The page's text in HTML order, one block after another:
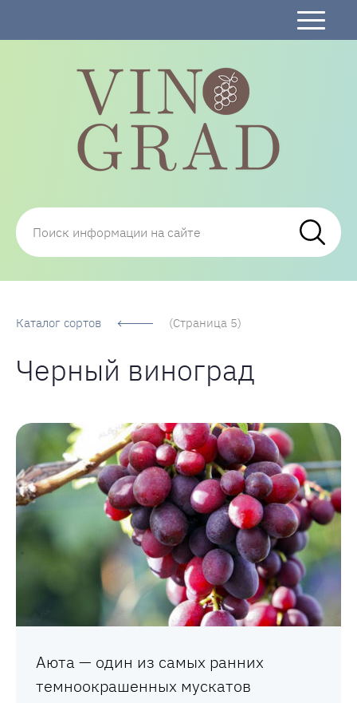
Сорта Винограда: описание, фото, отзывы,
технологии посадки и ухода
Каталог сортов (Страница 5)
Черный виноград
Аюта — один из самых ранних
темноокрашенных мускатов